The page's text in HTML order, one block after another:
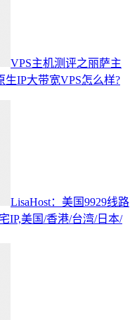
VPS主机测评之丽萨主
IP大带宽VPS怎么样?
LisaHost：美国9929线路
IP,美国/香港/台湾/日本/